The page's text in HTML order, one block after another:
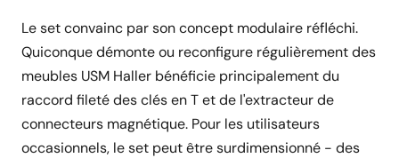
Le set convainc par son concept modulaire réfléchi.
Quiconque démonte ou reconfigure régulièrement des
meubles USM Haller bénéficie principalement du
raccord fileté des clés en T et de l'extracteur de
connecteurs magnétique. Pour les utilisateurs
occasionnels, le set peut être surdimensionné - des